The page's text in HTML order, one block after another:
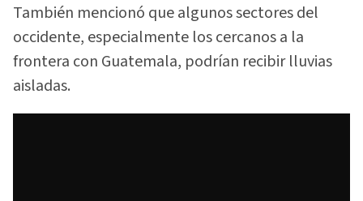
También mencionó que algunos sectores del
occidente, especialmente los cercanos a la
frontera con Guatemala, podrían recibir lluvias
aisladas.